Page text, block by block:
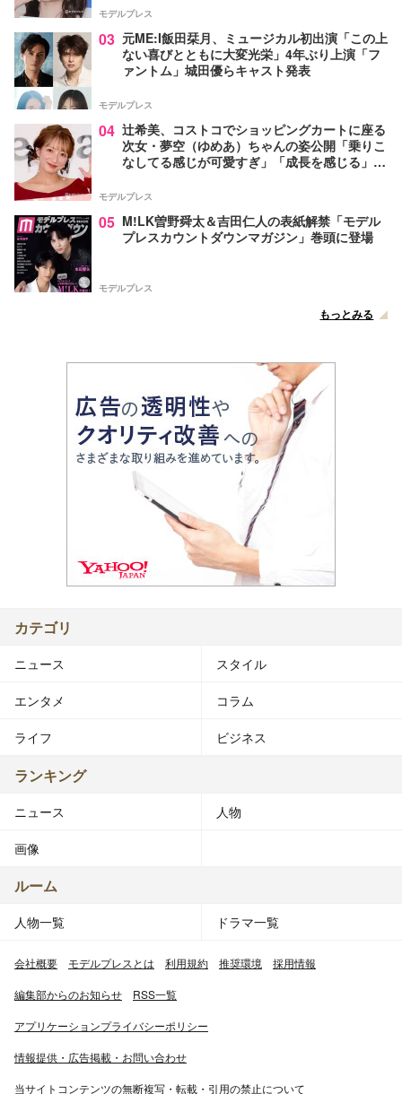
モデルプレス
03 元ME:I飯田栞月、ミュージカル初出演「この上
ない喜びとともに大変光栄」4年ぶり上演「フ
ァントム」城田優らキャスト発表
モデルプレス
04 辻希美、コストコでショッピングカートに座る
次女・夢空（ゆめあ）ちゃんの姿公開「乗りこ
なしてる感じが可愛すぎ」「成長を感じる」の
モデルプレス
05 M!LK曽野舜太＆吉田仁人の表紙解禁「モデル
プレスカウントダウンマガジン」巻頭に登場
モデルプレス
もっとみる
カテゴリ
ニュース スタイル
エンタメ コラム
ライフ ビジネス
ランキング
ニュース 人物
画像
ルーム
人物一覧 ドラマ一覧
会社概要 モデルプレスとは 利用規約 推奨環境 採用情報
編集部からのお知らせ RSS一覧
アプリケーションプライバシーポリシー
情報提供・広告掲載・お問い合わせ
当サイトコンテンツの無断複写・転載・引用の禁止について